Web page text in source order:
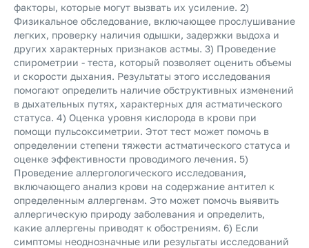
факторы, которые могут вызвать их усиление. 2)
Физикальное обследование, включающее прослушивание
легких, проверку наличия одышки, задержки выдоха и
других характерных признаков астмы. 3) Проведение
спирометрии - теста, который позволяет оценить объемы
и скорости дыхания. Результаты этого исследования
помогают определить наличие обструктивных изменений
в дыхательных путях, характерных для астматического
статуса. 4) Оценка уровня кислорода в крови при
помощи пульсоксиметрии. Этот тест может помочь в
определении степени тяжести астматического статуса и
оценке эффективности проводимого лечения. 5)
Проведение аллергологического исследования,
включающего анализ крови на содержание антител к
определенным аллергенам. Это может помочь выявить
аллергическую природу заболевания и определить,
какие аллергены приводят к обострениям. 6) Если
симптомы неоднозначные или результаты исследований